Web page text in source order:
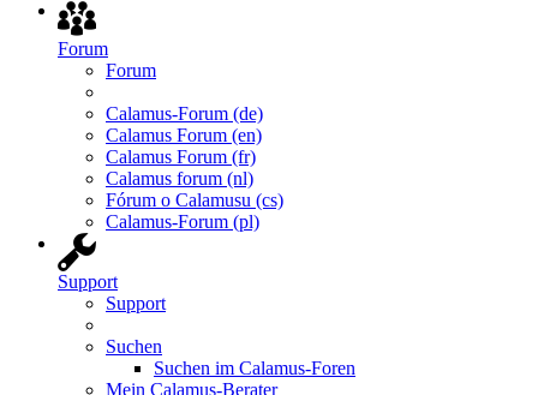
Forum
Forum
Calamus-Forum (de)
Calamus Forum (en)
Calamus Forum (fr)
Calamus forum (nl)
Fórum o Calamusu (cs)
Calamus-Forum (pl)
Support
Support
Suchen
Suchen im Calamus-Foren
Mein Calamus-Berater